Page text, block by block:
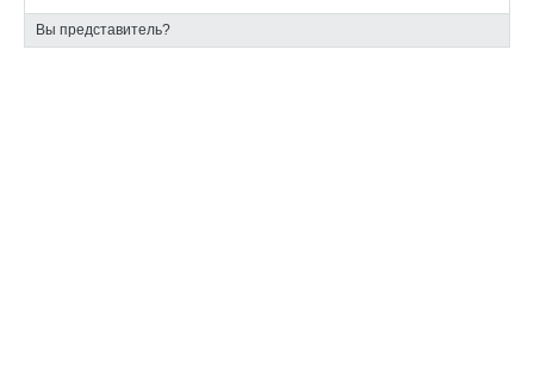
Вы представитель?